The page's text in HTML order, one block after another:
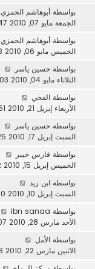
بواسطة أبوهاشم الحمزي
الجمعة مايو 07, 2010 5:47 pm
بواسطة أبوهاشم الحمزي
الخميس مايو 06, 2010 10:43 am
بواسطة حسين ياسر
الثلاثاء مايو 04, 2010 11:03 pm
بواسطة الفخي
الأربعاء إبريل 21, 2010 8:51 pm
بواسطة حسين ياسر
السبت إبريل 17, 2010 3:25 pm
بواسطة فارس خيبر
الخميس إبريل 15, 2010 11:02 am
بواسطة ابن زيد
السبت إبريل 10, 2010 7:50 pm
بواسطة ibn sanaa
الأحد مارس 28, 2010 6:07 pm
بواسطة الأمل
الاثنين مارس 22, 2010 1:53 am